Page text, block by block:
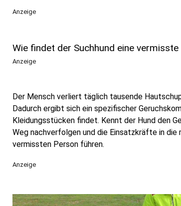
Anzeige
Wie findet der Suchhund eine vermisste
Anzeige
Der Mensch verliert täglich tausende
Dadurch ergibt sich ein spezifischer
Kleidungsstücken findet. Kennt der Hund den
Weg nachverfolgen und die Einsatzkräfte in
vermissten Person führen.
Anzeige